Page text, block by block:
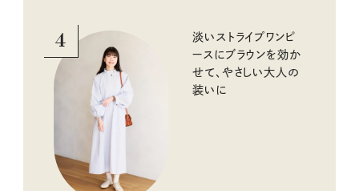
4
淡いストライプワンピ
ースにブラウンを効か
せて、やさしい大人の
装いに